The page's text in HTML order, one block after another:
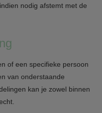
nodig afstemt met de
of een specifieke persoon
van onderstaande
kan je zowel binnen